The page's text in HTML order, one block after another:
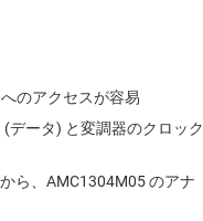
のアクセスが容易
データ) と変調器のクロック
ら、AMC1304M05 のアナ